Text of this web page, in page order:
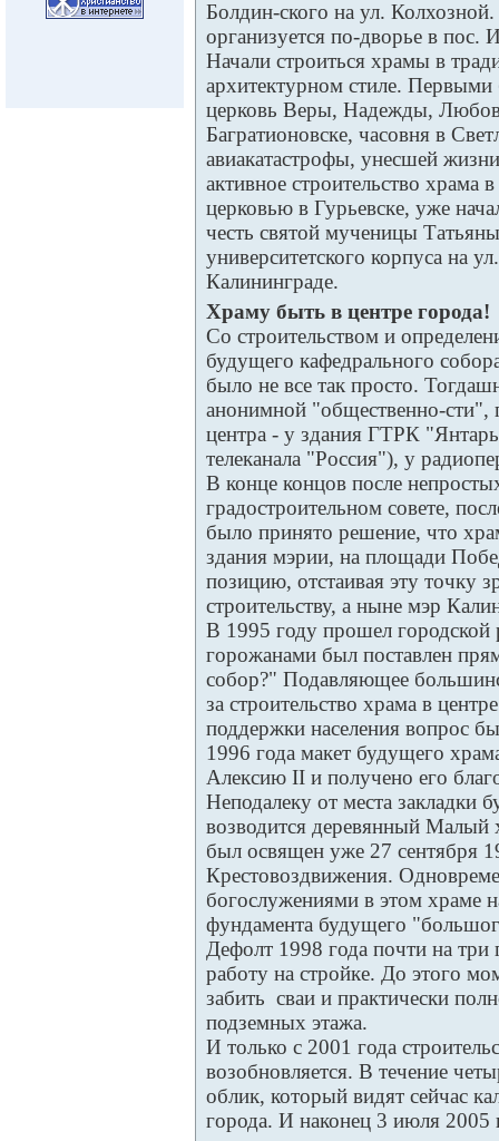
Болдин-ского на ул.
организуется по-дворье в пос.
Начали строиться храмы в
архитектурном стиле. Первыми
церковь Веры, Надежды,
Багратионовске, часовня в
авиакатастрофы, унесшей
активное строительство храма
церковью в Гурьевске, уже
честь святой мученицы
университетского корпуса на
Калининграде.
Храму быть в центре города!
Со строительством и
будущего кафедрального
было не все так просто.
анонимной "общественно-сти",
центра - у здания ГТРК
телеканала "Россия"), у
В конце концов после
градостроительном совете,
было принято решение, что
здания мэрии, на площади
позицию, отстаивая эту точку
строительству, а ныне мэр
В 1995 году прошел городской
горожанами был поставлен
собор?" Подавляющее
за строительство храма в
поддержки населения вопрос
1996 года макет будущего
Алексию II и получено его
Неподалеку от места закладки
возводится деревянный Малый
был освящен уже 27 сентября
Крестовоздвижения.
богослужениями в этом храме
фундамента будущего
Дефолт 1998 года почти на три
работу на стройке. До этого
забить сваи и практически
подземных этажа.
И только с 2001 года
возобновляется. В течение
облик, который видят сейчас
города. И наконец 3 июля 2005